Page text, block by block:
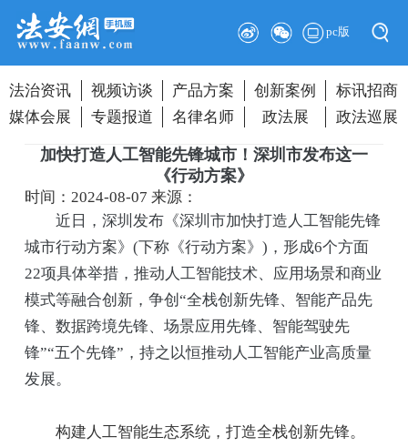
pc版
法治资讯 视频访谈 产品方案 创新案例
标讯招商
媒体会展
专题报道 名律名师 政法展 政法巡展
加快打造人工智能先锋城市！深圳市发布这一
《行动方案》
时间：2024-08-07来源：
近日，深圳发布《深圳市加快打造人工智能先锋
城市行动方案》(下称《行动方案》)，形成6个方面
22项具体举措，推动人工智能技术、应用场景和商业
模式等融合创新，争创“全栈创新先锋、智能产品先
锋、数据跨境先锋、场景应用先锋、智能驾驶先
锋”“五个先锋”，持之以恒推动人工智能产业高质量
发展。
构建人工智能生态系统，打造全栈创新先锋。